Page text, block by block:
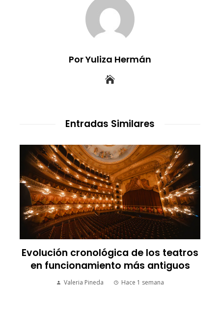
Por Yuliza Hermán
Entradas Similares
Evolución cronológica de los teatros
en funcionamiento más antiguos
Valeria Pineda Hace 1 semana